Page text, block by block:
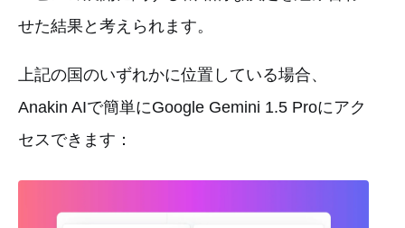
せた結果と考えられます。
上記の国のいずれかに位置している場合、
Anakin AIで簡単にGoogle Gemini 1.5 Proにアク
セスできます：